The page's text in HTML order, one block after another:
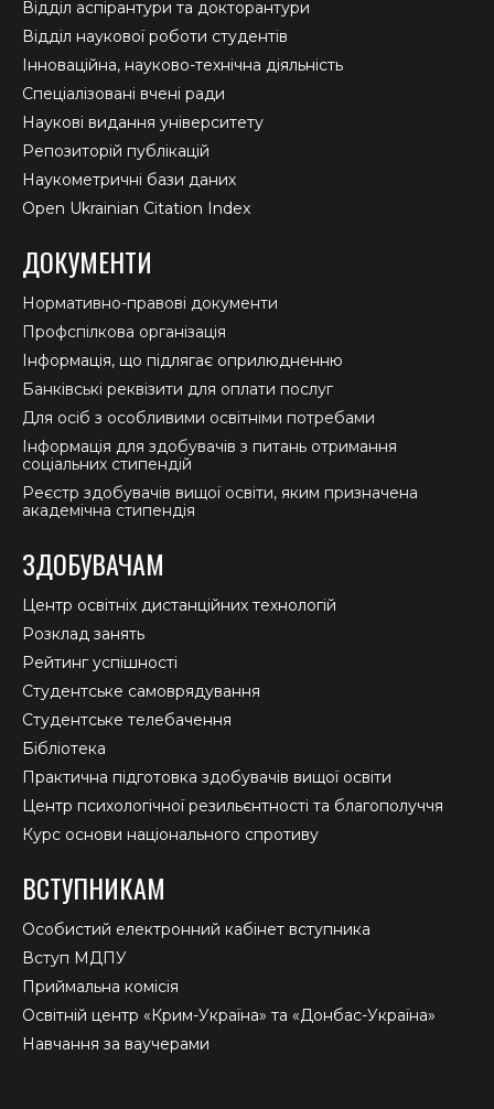
Відділ аспірантури та докторантури
Відділ наукової роботи студентів
Інноваційна, науково-технічна діяльність
Спеціалізовані вчені ради
Наукові видання університету
Репозиторій публікацій
Наукометричні бази даних
Open Ukrainian Citation Index
ДОКУМЕНТИ
Нормативно-правові документи
Профспілкова організація
Інформація, що підлягає оприлюдненню
Банківські реквізити для оплати послуг
Для осіб з особливими освітніми потребами
Інформація для здобувачів з питань отримання
соціальних стипендій
Реєстр здобувачів вищої освіти, яким призначена
академічна стипендія
ЗДОБУВАЧАМ
Центр освітніх дистанційних технологій
Розклад занять
Рейтинг успішності
Студентське самоврядування
Студентське телебачення
Бібліотека
Практична підготовка здобувачів вищої освіти
Центр психологічної резильєнтності та благополуччя
Курс основи національного спротиву
ВСТУПНИКАМ
Особистий електронний кабінет вступника
Вступ МДПУ
Приймальна комісія
Освітній центр «Крим-Україна» та «Донбас-Україна»
Навчання за ваучерами